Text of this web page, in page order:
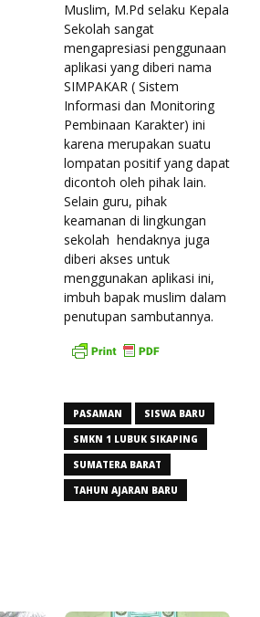
Muslim, M.Pd selaku Kepala
Sekolah sangat
mengapresiasi penggunaan
aplikasi yang diberi nama
SIMPAKAR ( Sistem
Informasi dan Monitoring
Pembinaan Karakter) ini
karena merupakan suatu
lompatan positif yang dapat
dicontoh oleh pihak lain.
Selain guru, pihak
keamanan di lingkungan
sekolah hendaknya juga
diberi akses untuk
menggunakan aplikasi ini,
imbuh bapak muslim dalam
penutupan sambutannya.
PASAMAN
SISWA BARU
SMKN 1 LUBUK SIKAPING
SUMATERA BARAT
TAHUN AJARAN BARU